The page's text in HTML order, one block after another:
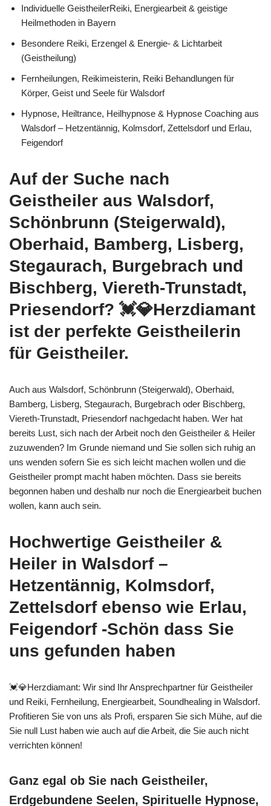
Individuelle GeistheilerReiki, Energiearbeit & geistige
Heilmethoden in Bayern
Besondere Reiki, Erzengel & Energie- & Lichtarbeit
(Geistheilung)
Fernheilungen, Reikimeisterin, Reiki Behandlungen für
Körper, Geist und Seele für Walsdorf
Hypnose, Heiltrance, Heilhypnose & Hypnose Coaching aus
Walsdorf – Hetzentännig, Kolmsdorf, Zettelsdorf und Erlau,
Feigendorf
Auf der Suche nach
Geistheiler aus Walsdorf,
Schönbrunn (Steigerwald),
Oberhaid, Bamberg, Lisberg,
Stegaurach, Burgebrach und
Bischberg, Viereth-Trunstadt,
Priesendorf? 💓️💎Herzdiamant
ist der perfekte Geistheilerin
für Geistheiler.
Auch aus Walsdorf, Schönbrunn (Steigerwald), Oberhaid,
Bamberg, Lisberg, Stegaurach, Burgebrach oder Bischberg,
Viereth-Trunstadt, Priesendorf nachgedacht haben. Wer hat
bereits Lust, sich nach der Arbeit noch den Geistheiler & Heiler
zuzuwenden? Im Grunde niemand und Sie sollen sich ruhig an
uns wenden sofern Sie es sich leicht machen wollen und die
Geistheiler prompt macht haben möchten. Dass sie bereits
begonnen haben und deshalb nur noch die Energiearbeit buchen
wollen, kann auch sein.
Hochwertige Geistheiler &
Heiler in Walsdorf –
Hetzentännig, Kolmsdorf,
Zettelsdorf ebenso wie Erlau,
Feigendorf -Schön dass Sie
uns gefunden haben
💓️💎Herzdiamant: Wir sind Ihr Ansprechpartner für Geistheiler
und Reiki, Fernheilung, Energiearbeit, Soundhealing in Walsdorf.
Profitieren Sie von uns als Profi, ersparen Sie sich Mühe, auf die
Sie null Lust haben wie auch auf die Arbeit, die Sie auch nicht
verrichten können!
Ganz egal ob Sie nach Geistheiler,
Erdgebundene Seelen, Spirituelle Hypnose,